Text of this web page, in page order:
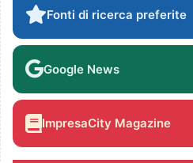
Fonti di ricerca preferite
Google News
ImpresaCity Magazine